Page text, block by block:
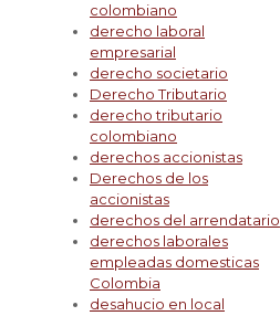
colombiano
derecho laboral
empresarial
derecho societario
Derecho Tributario
derecho tributario
colombiano
derechos accionistas
Derechos de los
accionistas
derechos del arrendatario
derechos laborales
empleadas domesticas
Colombia
desahucio en local